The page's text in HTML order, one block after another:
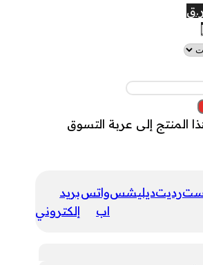
المنتج إلى عربة التسوق
رديتديليشسواتس
اب
بريد
إلكتروني